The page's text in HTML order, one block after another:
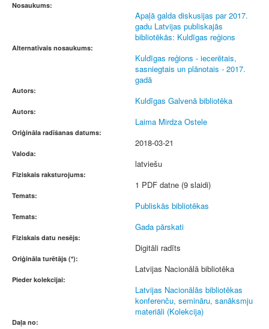
Nosaukums:
Apaļā galda diskusijas par 2017.
gadu Latvijas publiskajās
bibliotēkās: Kuldīgas reģions
Alternatīvais nosaukums:
Kuldīgas reģions - iecerētais,
sasniegtais un plānotais - 2017.
gadā
Autors:
Kuldīgas Galvenā bibliotēka
Autors:
Laima Mirdza Ostele
Oriģināla radīšanas datums:
2018-03-21
Valoda:
latviešu
Fiziskais raksturojums:
1 PDF datne (9 slaidi)
Temats:
Publiskās bibliotēkas
Temats:
Gada pārskati
Fiziskais datu nesējs:
Digitāli radīts
Oriģināla turētājs (*):
Latvijas Nacionālā bibliotēka
Pieder kolekcijai:
Latvijas Nacionālās bibliotēkas
konferenču, semināru, sanāksmju
materiāli (Kolekcija)
Daļa no: